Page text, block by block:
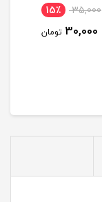
35,000 15٪
30,000 تومان